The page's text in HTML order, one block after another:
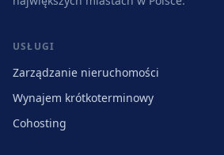
USŁUGI
Zarządzanie nieruchomości
Wynajem krótkoterminowy
Cohosting